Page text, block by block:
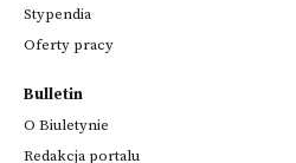
Stypendia
Oferty pracy
Bulletin
O Biuletynie
Redakcja portalu